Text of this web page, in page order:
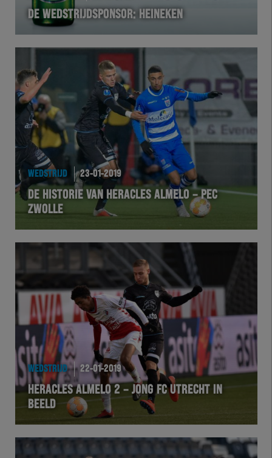
VOLHER
Natuurgras
Wedstrijd
Heracles
BusinessClub
Foundation
Herakids
Futsal
eSports
Academie
DE WEDSTRIJDSPONSOR: HEINEKEN
WEDSTRIJD 23-01-2019
DE HISTORIE VAN HERACLES ALMELO – PEC
ZWOLLE
WEDSTRIJD 22-01-2019
HERACLES ALMELO 2 – JONG FC UTRECHT IN
BEELD